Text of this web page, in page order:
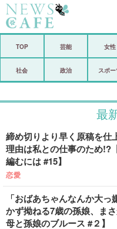
恋愛
コメントポスト
リリース
登録・ロ
TOP 芸能 女性
社会 政治 スポー
最
締め切りより早く原稿を仕
理由は私との仕事のため!?
編むには #15】
恋愛
「おばあちゃんなんか大
かず拗ねる7歳の孫娘、ま
母と孫娘のブルース #２】